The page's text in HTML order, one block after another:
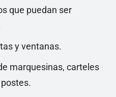
que puedan ser
y ventanas.
marquesinas, carteles